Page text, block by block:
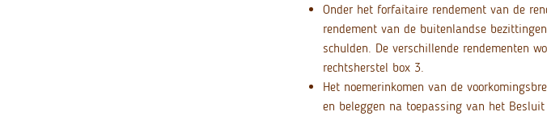
Onder het forfaitaire rendement van de
rendement van de buitenlandse
schulden. De verschillende rendementen
rechtsherstel box 3.
Het noemerinkomen van de
en beleggen na toepassing van het